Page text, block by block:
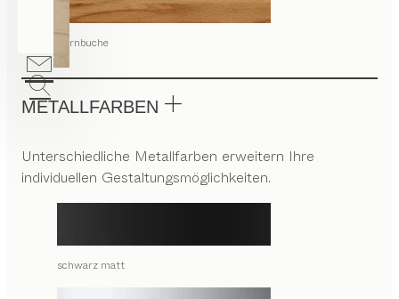
Kernbuche
METALLFARBEN
Unterschiedliche Metallfarben erweitern Ihre
individuellen Gestaltungsmöglichkeiten.
schwarz matt